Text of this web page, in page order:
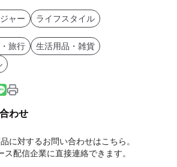
ャー ライフスタイル
旅行
生活用品・雑貨
わせ
に対するお問い合わせはこちら。
ス配信企業に直接連絡できます。